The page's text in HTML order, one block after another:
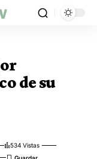
de su
534 Vistas